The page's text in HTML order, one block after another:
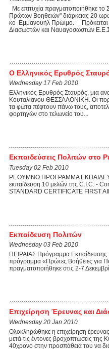
Με επιτυχία πραγματοποιήθηκε
Πρώτων Βοηθειών" διάρκειας 20
κο Εμμανουήλ Πρώιμο. Πρόκειται
Διασωστών και Ναυαγοσωστών
Ο Ελληνικός Ερυθρός
Wednesday 17 Feb 2010
Ελληνικός Ερυθρός Σταυρός,
Kουταλιανου ΘΕΣΣΑΛΟΝΙΚΗ. Οι
τα φώτα πέφτουν πάνω τους,
φορτηγών στο τελωνείο του...
Εκπαιδεύσεις Πολιτών στο
Tuesday 02 Feb 2010
ΡΕΘΥΜΝΟ ΠΡΟΓΡΑΜΜΑ
εκπαίδευση 10 μελών της C.I.C. -
STANDARD CERTIFICATE FIRST
Εκπαίδευση Πολιτών
Wednesday 03 Feb 2010
ΠΕΙΡΑΙΑΣ Πρόγραμμα Εκπαίδευσης
πρόγραμμα «Πρώτες Βοήθειες για
πραγματοποιήθηκε στις 2-7
Επιχείρηση Έρευνας και
Wednesday 20 Jan 2010
Ολοκληρώθηκε η επιχείρηση
μετά τις έντονες βροχοπτώσεις
40χρονο στην προσπάθειά του να